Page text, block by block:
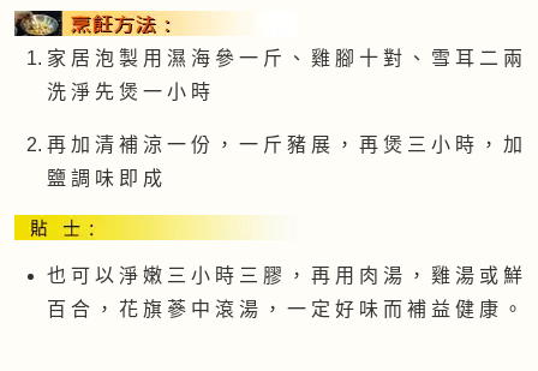
家 居 泡 製 用 濕 海 參 一 斤 、 雞 腳 十 對 、 雪 耳 二 兩
洗 淨 先 煲 一 小 時
再 加 清 補 涼 一 份 ， 一 斤 豬 展 ， 再 煲 三 小 時 ， 加
鹽 調 味 即 成
也 可 以 淨 嫩 三 小 時 三 膠 ， 再 用 肉 湯 ， 雞 湯 或 鮮
百 合 ， 花 旗 蔘 中 滾 湯 ， 一 定 好 味 而 補 益 健 康 。